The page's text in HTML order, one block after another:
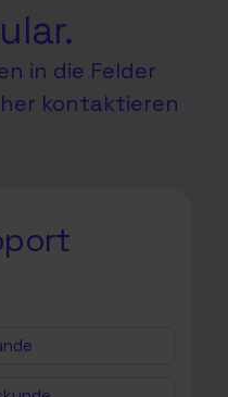
in die Felder
kontaktieren